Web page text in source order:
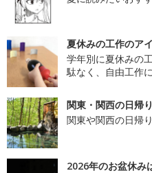
夏休みの工作のア
学年別に夏休みの
駄なく、自由工作
関東・関西の日帰
関東や関西の日帰
2026年のお盆休み